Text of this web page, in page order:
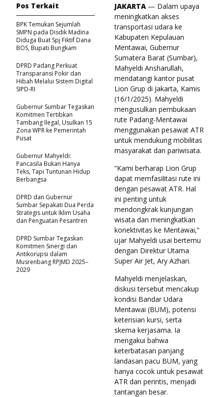
JAKARTA — Dalam upaya
meningkatkan akses
transportasi udara ke
Kabupaten Kepulauan
Mentawai, Gubernur
Sumatera Barat (Sumbar),
Mahyeldi Ansharullah,
mendatangi kantor pusat
Lion Grup di Jakarta, Kamis
(16/1/2025). Mahyeldi
mengusulkan pembukaan
rute Padang-Mentawai
menggunakan pesawat ATR
untuk mendukung mobilitas
masyarakat dan pariwisata.
“Kami berharap Lion Grup
dapat memfasilitasi rute ini
dengan pesawat ATR. Hal
ini penting untuk
mendongkrak kunjungan
wisata dan meningkatkan
konektivitas ke Mentawai,”
ujar Mahyeldi usai bertemu
dengan Direktur Utama
Super Air Jet, Ary Azhari.
Mahyeldi menjelaskan,
diskusi tersebut mencakup
kondisi Bandar Udara
Mentawai (BUM), potensi
keterisian kursi, serta
skema kerjasama. Ia
mengakui bahwa
keterbatasan panjang
landasan pacu BUM, yang
hanya cocok untuk pesawat
ATR dan perintis, menjadi
tantangan besar.
Pos Terkait
BPK Temukan Sejumlah
SMPN pada Disdik Madina
Diduga Buat Spj Fiktif Dana
BOS, Bupati Bungkam
DPRD Padang Perkuat
Transparansi Pokir dan
Hibah Melalui Sistem Digital
SIPD-RI
Gubernur Sumbar Tegaskan
Komitmen Tertibkan
Tambang Ilegal, Usulkan 15
Zona WPR ke Pemerintah
Pusat
Gubernur Mahyeldi:
Pancasila Bukan Hanya
Teks, Tapi Tuntunan Hidup
Berbangsa
DPRD dan Gubernur
Sumbar Sepakati Dua Perda
Strategis untuk Iklim Usaha
dan Penguatan Pesantren
DPRD Sumbar Tegaskan
Komitmen Sinergi dan
Antikorupsi dalam
Musrenbang RPJMD 2025–
2029